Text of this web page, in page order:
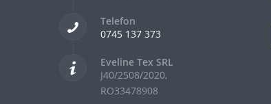
Telefon
0745 137 373
Eveline Tex SRL
J40/2508/2020,
RO33478908